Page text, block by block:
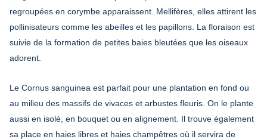
regroupées en corymbe apparaissent. Mellifères, elles attirent les
pollinisateurs comme les abeilles et les papillons. La floraison est
suivie de la formation de petites baies bleutées que les oiseaux
adorent.
Le Cornus sanguinea est parfait pour une plantation en fond ou
au milieu des massifs de vivaces et arbustes fleuris. On le plante
aussi en isolé, en bouquet ou en alignement. Il trouve également
sa place en haies libres et haies champêtres où il servira de